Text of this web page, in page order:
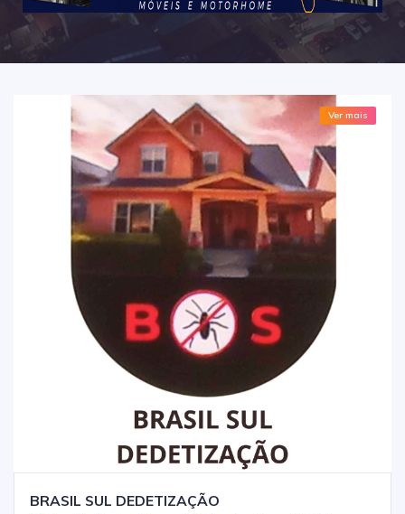
Ver mais
BRASIL SUL DEDETIZAÇÃO